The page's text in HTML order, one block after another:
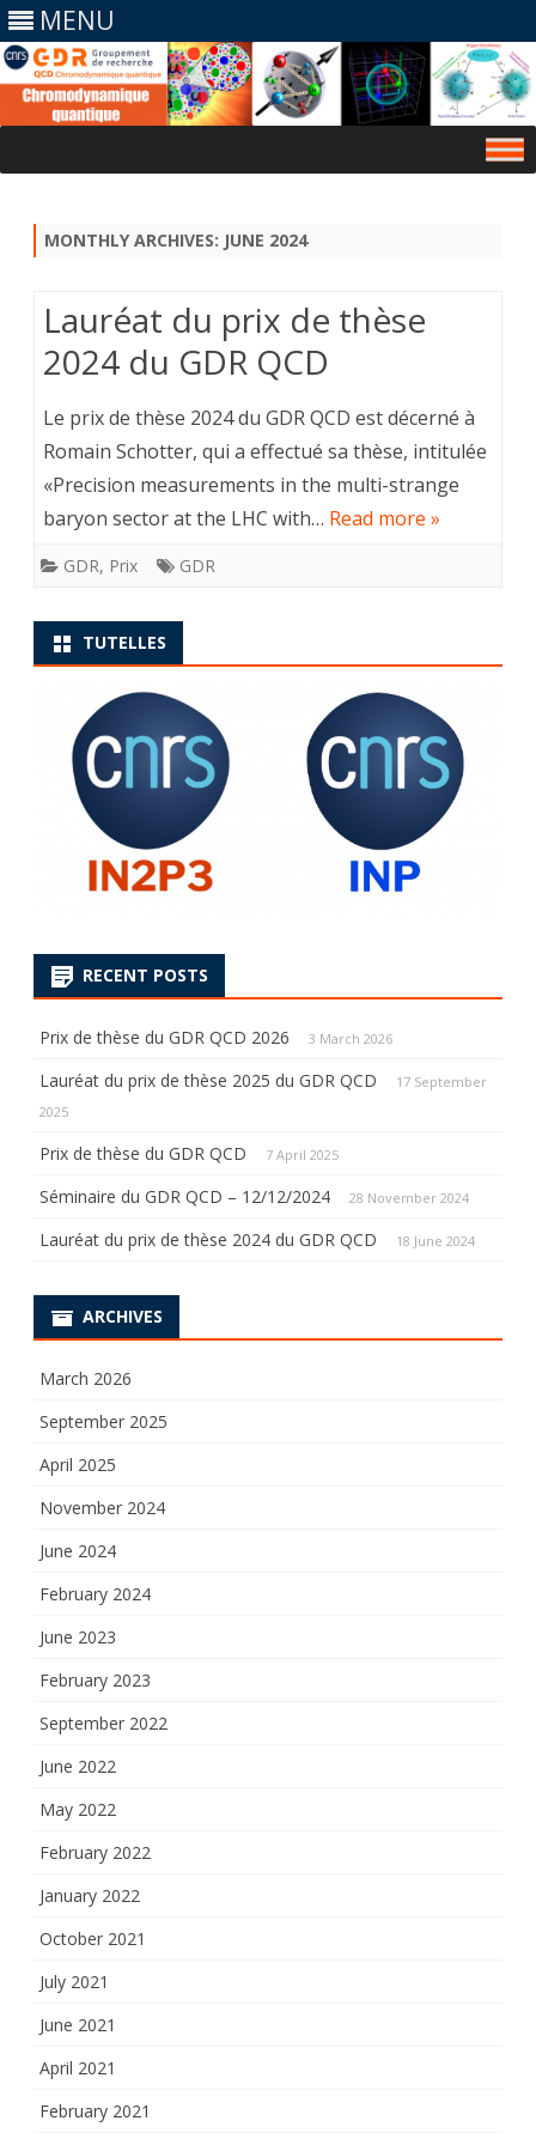
MENU
content
MONTHLY ARCHIVES: JUNE 2024
Lauréat du prix de thèse
2024 du GDR QCD
Le prix de thèse 2024 du GDR QCD est décerné à
Romain Schotter, qui a effectué sa thèse, intitulée
«Precision measurements in the multi-strange
baryon sector at the LHC with… Read more »
GDR, Prix GDR
TUTELLES
RECENT POSTS
Prix de thèse du GDR QCD 2026 3 March 2026
Lauréat du prix de thèse 2025 du GDR QCD
17 September
2025
Prix de thèse du GDR QCD 7 April 2025
Séminaire du GDR QCD – 12/12/2024 28 November 2024
Lauréat du prix de thèse 2024 du GDR QCD 18 June 2024
ARCHIVES
March 2026
September 2025
April 2025
November 2024
June 2024
February 2024
June 2023
February 2023
September 2022
June 2022
May 2022
February 2022
January 2022
October 2021
July 2021
June 2021
April 2021
February 2021